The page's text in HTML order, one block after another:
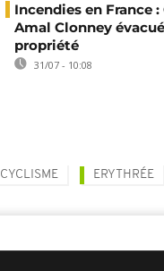
Incendies en France
Amal Clonney
propriété
31/07 - 10:08
CYCLISME ERYTHRÉE